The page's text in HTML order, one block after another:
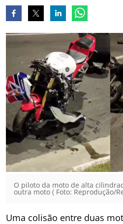
O piloto da moto de alta
outra moto ( Foto: Reprodução/
Uma colisão entre duas